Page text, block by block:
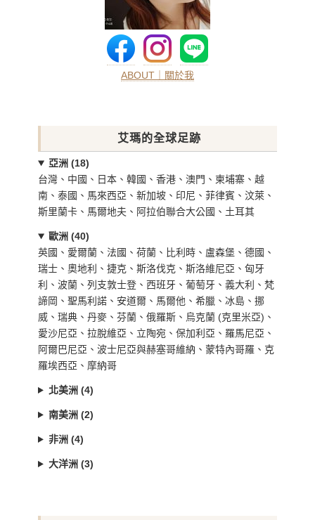
ABOUT｜關於我
艾瑪的全球足跡
亞洲 (18)
台灣、中國、日本、韓國、香港、澳門、柬埔寨、越
南、泰國、馬來西亞、新加坡、印尼、菲律賓、汶萊、
斯里蘭卡、馬爾地夫、阿拉伯聯合大公國、土耳其
歐洲 (40)
英國、愛爾蘭、法國、荷蘭、比利時、盧森堡、德國、
瑞士、奧地利、捷克、斯洛伐克、斯洛維尼亞、匈牙
利、波蘭、列支敦士登、西班牙、葡萄牙、義大利、梵
諦岡、聖馬利諾、安道爾、馬爾他、希臘、冰島、挪
威、瑞典、丹麥、芬蘭、俄羅斯、烏克蘭 (克里米亞)、
愛沙尼亞、拉脫維亞、立陶宛、保加利亞、羅馬尼亞、
阿爾巴尼亞、波士尼亞與赫塞哥維納、蒙特內哥羅、克
羅埃西亞、摩納哥
北美洲 (4)
南美洲 (2)
非洲 (4)
大洋洲 (3)